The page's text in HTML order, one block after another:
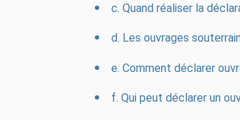
c. Quand réaliser la
d. Les ouvrages
e. Comment déclarer
f. Qui peut déclarer un